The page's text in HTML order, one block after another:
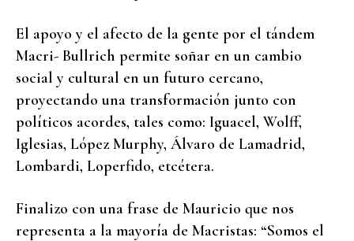
El apoyo y el afecto de la gente por el tándem
Macri- Bullrich permite soñar en un cambio
social y cultural en un futuro cercano,
proyectando una transformación junto con
políticos acordes, tales como: Iguacel, Wolff,
Iglesias, López Murphy, Álvaro de Lamadrid,
Lombardi, Loperfido, etcétera.
Finalizo con una frase de Mauricio que nos
representa a la mayoría de Macristas: “Somos el